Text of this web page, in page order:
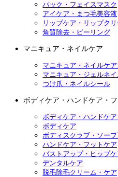
パック・フェイスマスク
アイケア・まつ毛美容液
リップケア・リップク
角質除去・ピーリング
マニキュア・ネイルケア
マニキュア・ネイルケ
マニキュア・ジェルネ
つけ爪・ネイルシール
ボディケア・ハンドケア・
ボディケア・ハンドケ
ボディケア
ボディスクラブ・ソー
ハンドケア・フットケア
バストアップ・ヒップケ
デンタルケア
脱毛除毛クリーム・ケア